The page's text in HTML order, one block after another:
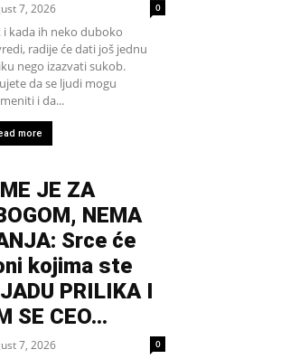
7, 2026 0
i kada ih neko duboko
radije će dati još jednu
nego izazvati sukob.
da se ljudi mogu
i da...
more
JE ZA
NEMA
Srce će
kojima ste
PRILIKA I
SE CEO...
7, 2026 0